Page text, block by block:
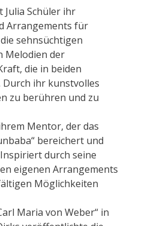
Julia Schüler ihr
Arrangements für
sehnsüchtigen
Melodien der
die in beiden
ihr kunstvolles
zu berühren und zu
Mentor, der das
bereichert und
durch seine
eigenen Arrangements
Möglichkeiten
Maria von Weber“ in